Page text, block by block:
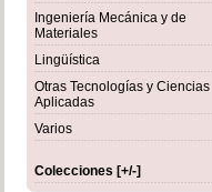
Ingeniería Mecánica y de
Materiales
Lingüística
Otras Tecnologías y Ciencias
Aplicadas
Varios
Colecciones [+/-]